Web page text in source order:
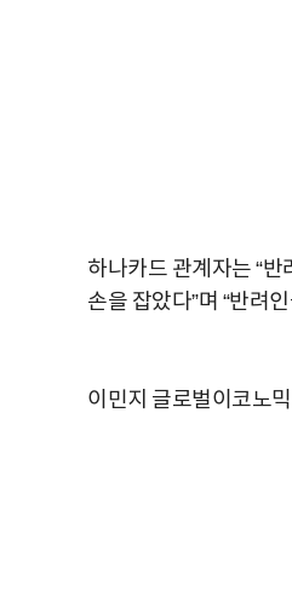
하나카드 관계자는 “
손을 잡았다”며 “반려
이민지 글로벌이코노